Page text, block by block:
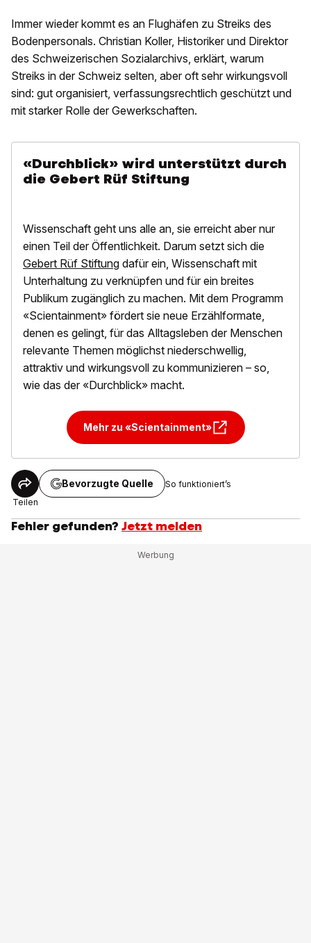
Immer wieder kommt es an Flughäfen zu Streiks des
Bodenpersonals. Christian Koller, Historiker und Direktor
des Schweizerischen Sozialarchivs, erklärt, warum
Streiks in der Schweiz selten, aber oft sehr wirkungsvoll
sind: gut organisiert, verfassungsrechtlich geschützt und
mit starker Rolle der Gewerkschaften.
«Durchblick» wird unterstützt durch
die Gebert Rüf Stiftung
Wissenschaft geht uns alle an, sie erreicht aber nur
einen Teil der Öffentlichkeit. Darum setzt sich die
Gebert Rüf Stiftung dafür ein, Wissenschaft mit
Unterhaltung zu verknüpfen und für ein breites
Publikum zugänglich zu machen. Mit dem Programm
«Scientainment» fördert sie neue Erzählformate,
denen es gelingt, für das Alltagsleben der Menschen
relevante Themen möglichst niederschwellig,
attraktiv und wirkungsvoll zu kommunizieren – so,
wie das der «Durchblick» macht.
Mehr zu «Scientainment»
Teilen
Bevorzugte Quelle So funktioniert’s
Fehler gefunden? Jetzt melden